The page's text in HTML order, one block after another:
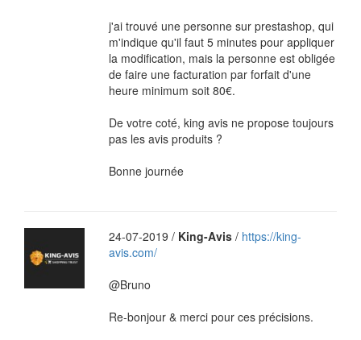
j'ai trouvé une personne sur prestashop, qui
m'indique qu'il faut 5 minutes pour appliquer
la modification, mais la personne est obligée
de faire une facturation par forfait d'une
heure minimum soit 80€.
De votre coté, king avis ne propose toujours
pas les avis produits ?
Bonne journée
24-07-2019 / King-Avis/ https://king-
avis.com/
@Bruno
Re-bonjour & merci pour ces précisions.